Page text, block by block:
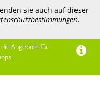
sie auch auf dieser
.
Angebote für